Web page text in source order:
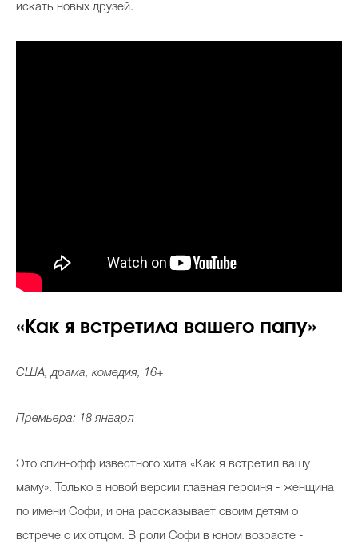
искать новых друзей.
«Как я встретила вашего папу»
США, драма, комедия, 16+
Премьера: 18 января
Это спин-офф известного хита «Как я встретил вашу
маму». Только в новой версии главная героиня - женщина
по имени Софи, и она рассказывает своим детям о
встрече с их отцом. В роли Софи в юном возрасте -